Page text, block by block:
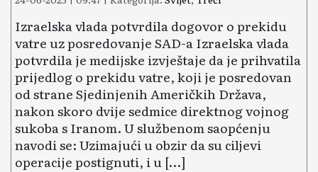
Izraelska vlada potvrdila dogovor o prekidu
vatre uz posredovanje SAD-a Izraelska vlada
potvrdila je medijske izvještaje da je prihvatila
prijedlog o prekidu vatre, koji je posredovan
od strane Sjedinjenih Američkih Država,
nakon skoro dvije sedmice direktnog vojnog
sukoba s Iranom. U službenom saopćenju
navodi se: Uzimajući u obzir da su ciljevi
operacije postignuti, i u […]